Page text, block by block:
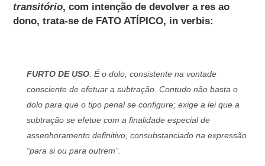
transitório, com intenção de devolver a res ao
dono, trata-se de FATO ATÍPICO, in verbis:
FURTO DE USO: É o dolo, consistente na vontade
consciente de efetuar a subtração. Contudo não basta o
dolo para que o tipo penal se configure; exige a lei que a
subtração se efetue com a finalidade especial de
assenhoramento definitivo, consubstanciado na expressão
“para si ou para outrem”.